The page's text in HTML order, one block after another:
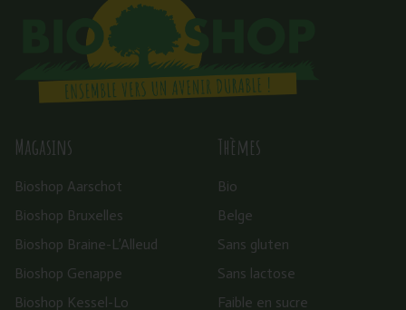
Magasins
Bioshop Aarschot
Bioshop Bruxelles
Bioshop Braine-L’Alleud
Bioshop Genappe
Bioshop Kessel-Lo
Thèmes
Bio
Belge
Sans gluten
Sans lactose
Faible en sucre